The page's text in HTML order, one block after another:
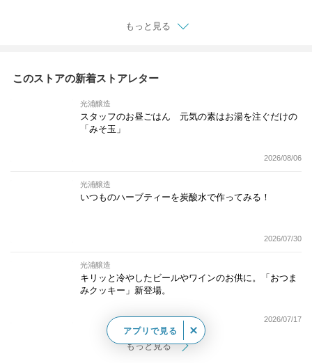
もっと見る
このストアの新着ストアレター
光浦醸造
スタッフのお昼ごはん 元気の素はお湯を注ぐだけの
「みそ玉」
2026/08/06
光浦醸造
いつものハーブティーを炭酸水で作ってみる！
2026/07/30
光浦醸造
キリッと冷やしたビールやワインのお供に。「おつま
みクッキー」新登場。
2026/07/17
もっと見る
アプリで見る